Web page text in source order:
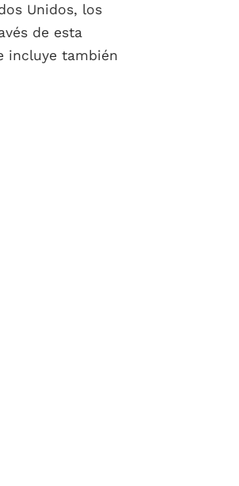
Unidos, los
de esta
incluye también